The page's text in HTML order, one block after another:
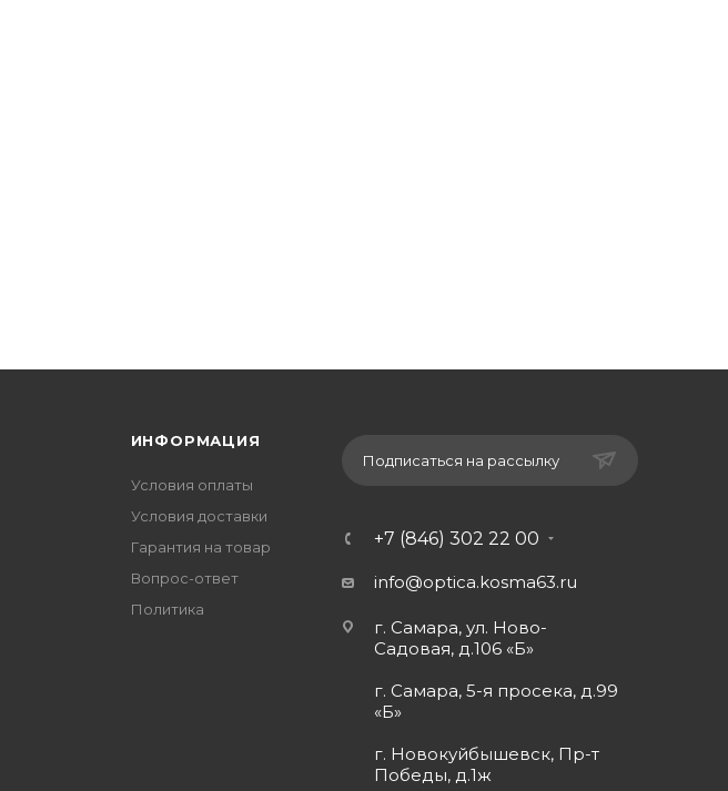
ИНФОРМАЦИЯ
Условия оплаты
Условия доставки
Гарантия на товар
Вопрос-ответ
Политика
Подписаться на рассылку
+7 (846) 302 22 00
info@optica.kosma63.ru
г. Самара, ул. Ново-
Садовая, д.106 «Б»
г. Самара, 5-я просека, д.99
«Б»
г. Новокуйбышевск, Пр-т
Победы, д.1ж